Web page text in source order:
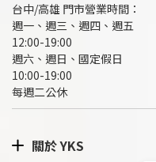
台中/高雄 門市營業時間：
週一、週三、週四、週五
12:00-19:00
週六、週日、國定假日
10:00-19:00
每週二公休
關於 YKS